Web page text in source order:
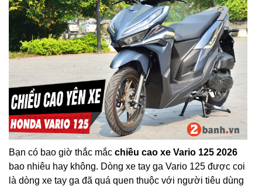
Bạn có bao giờ thắc mắc chiều cao xe Vario 125 2026
bao nhiêu hay không. Dòng xe tay ga Vario 125 được coi
là dòng xe tay ga đã quá quen thuộc với người tiêu dùng